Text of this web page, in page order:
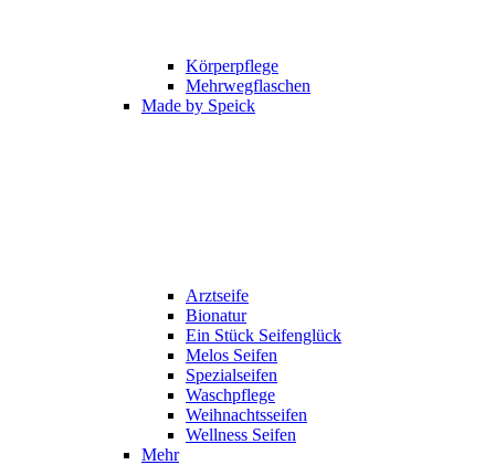
Körperpflege
Mehrwegflaschen
Made by Speick
Arztseife
Bionatur
Ein Stück Seifenglück
Melos Seifen
Spezialseifen
Waschpflege
Weihnachtsseifen
Wellness Seifen
Mehr